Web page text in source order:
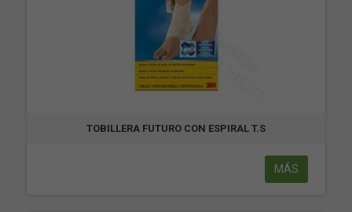
TOBILLERA FUTURO CON ESPIRAL T.S
MÁS